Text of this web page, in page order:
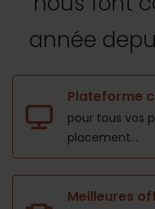
année
Plateforme
pour tous vos
placement...
Meilleures